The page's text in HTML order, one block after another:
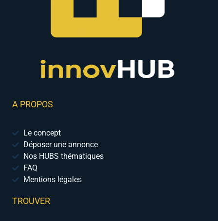
A PROPOS
Le concept
Déposer une annonce
Nos HUBS thématiques
FAQ
Mentions légales
TROUVER